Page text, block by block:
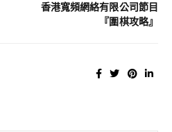
香港寬頻網絡有限公司節目
『圍棋攻略』